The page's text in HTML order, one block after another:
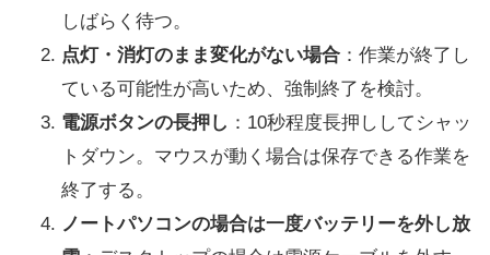
しばらく待つ。
点灯・消灯のまま変化がない場合 ：作業が終了し
ている可能性が高いため、強制終了を検討。
電源ボタンの長押し ：10秒程度長押ししてシャッ
トダウン。マウスが動く場合は保存できる作業を
終了する。
ノートパソコンの場合は一度バッテリーを外し放